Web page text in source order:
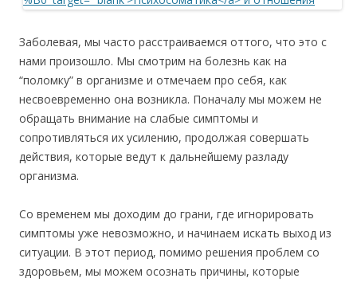
Заболевая, мы часто расстраиваемся оттого, что это с
нами произошло. Мы смотрим на болезнь как на
“поломку” в организме и отмечаем про себя, как
несвоевременно она возникла. Поначалу мы можем не
обращать внимание на слабые симптомы и
сопротивляться их усилению, продолжая совершать
действия, которые ведут к дальнейшему разладу
организма.
Cо временем мы доходим до грани, где игнорировать
симптомы уже невозможно, и начинаем искать выход из
ситуации. В этот период, помимо решения проблем со
здоровьем, мы можем осознать причины, которые